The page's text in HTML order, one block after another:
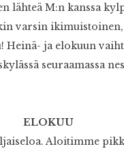
lähteä M:n kanssa
varsin
Heinä- ja elokuun
seuraamassa
ELOKUU
Aloitimme